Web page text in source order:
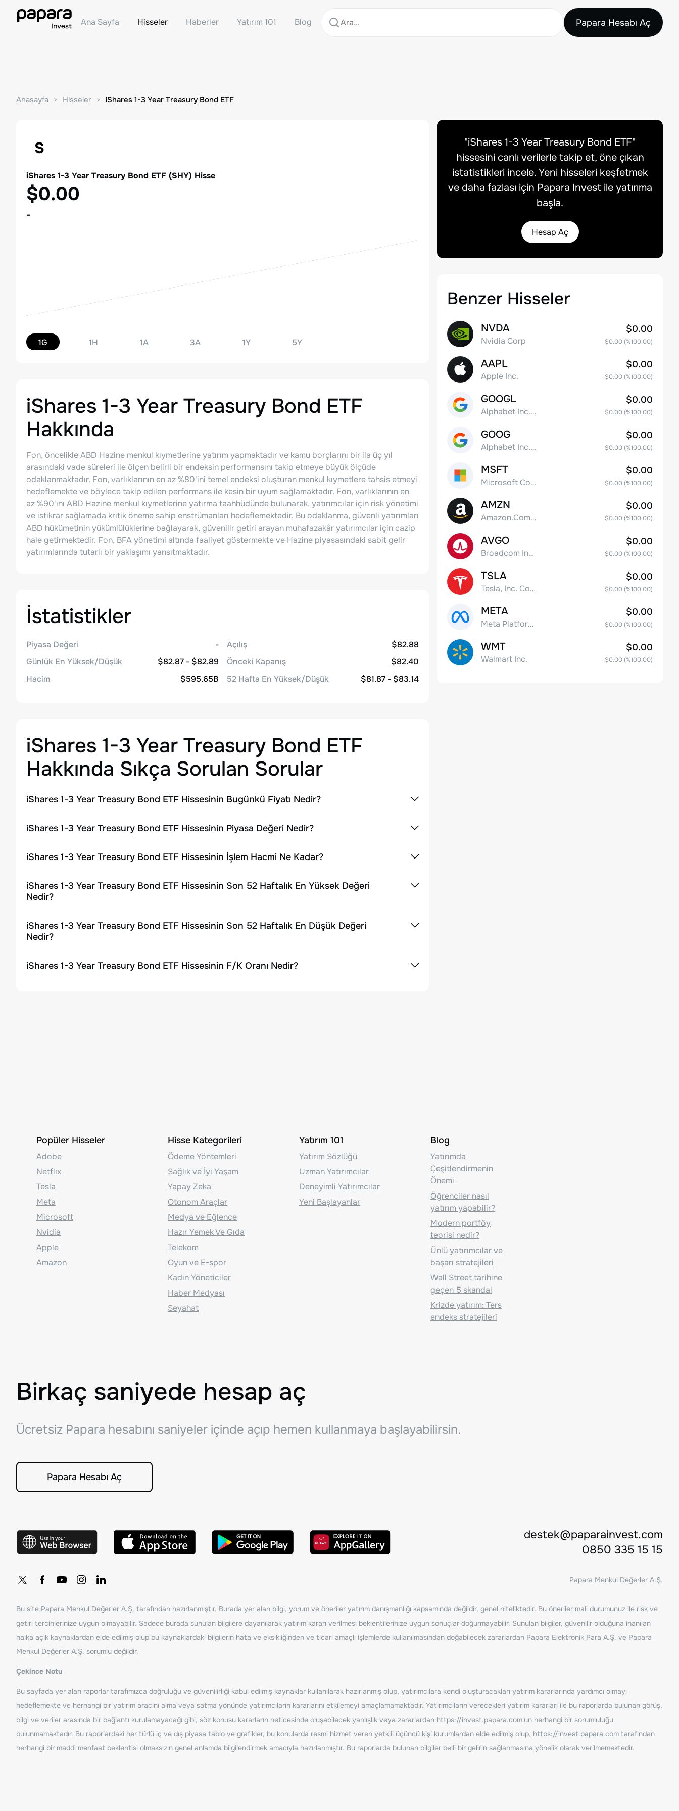
Ana Sayfa Hisseler Haberler Yatırım 101 Blog Papara Hesabı Aç
Anasayfa Hisseler iShares 1-3 Year Treasury Bond ETF
S
iShares 1-3 Year Treasury Bond ETF (SHY) Hisse
$0.00
-
1G 1H 1A 3A 1Y 5Y
iShares 1-3 Year Treasury Bond ETF
Hakkında
Fon, öncelikle ABD Hazine menkul kıymetlerine yatırım yapmaktadır ve kamu borçlarını bir ila üç yıl
arasındaki vade süreleri ile ölçen belirli bir endeksin performansını takip etmeye büyük ölçüde
odaklanmaktadır. Fon, varlıklarının en az %80'ini temel endeksi oluşturan menkul kıymetlere tahsis etmeyi
hedeflemekte ve böylece takip edilen performans ile kesin bir uyum sağlamaktadır. Fon, varlıklarının en
az %90'ını ABD Hazine menkul kıymetlerine yatırma taahhüdünde bulunarak, yatırımcılar için risk yönetimi
ve istikrar sağlamada kritik öneme sahip enstrümanları hedeflemektedir. Bu odaklanma, güvenli yatırımları
ABD hükümetinin yükümlülüklerine bağlayarak, güvenilir getiri arayan muhafazakâr yatırımcılar için cazip
hale getirmektedir. Fon, BFA yönetimi altında faaliyet göstermekte ve Hazine piyasasındaki sabit gelir
yatırımlarında tutarlı bir yaklaşımı yansıtmaktadır.
İstatistikler
Piyasa Değeri
-
Günlük En Yüksek/Düşük
$82.87 - $82.89
Hacim
$595.65B
Açılış
$82.88
Önceki Kapanış
$82.40
52 Hafta En Yüksek/Düşük
$81.87 - $83.14
iShares 1-3 Year Treasury Bond ETF
Hakkında Sıkça Sorulan Sorular
iShares 1-3 Year Treasury Bond ETF Hissesinin Bugünkü Fiyatı Nedir?
iShares 1-3 Year Treasury Bond ETF Hissesinin Piyasa Değeri Nedir?
iShares 1-3 Year Treasury Bond ETF Hissesinin İşlem Hacmi Ne Kadar?
iShares 1-3 Year Treasury Bond ETF Hissesinin Son 52 Haftalık En Yüksek Değeri
Nedir?
iShares 1-3 Year Treasury Bond ETF Hissesinin Son 52 Haftalık En Düşük Değeri
Nedir?
iShares 1-3 Year Treasury Bond ETF Hissesinin F/K Oranı Nedir?
"iShares 1-3 Year Treasury Bond ETF"
hissesini canlı verilerle takip et, öne çıkan
istatistikleri incele. Yeni hisseleri keşfetmek
ve daha fazlası için Papara Invest ile yatırıma
başla.
Hesap Aç
Benzer Hisseler
NVDA
Nvidia Corp
$0.00
$0.00(%100.00)
AAPL
Apple Inc.
$0.00
$0.00(%100.00)
GOOGL
Alphabet Inc. Class A Common Stock
$0.00
$0.00(%100.00)
GOOG
Alphabet Inc. Class C Capital Stock
$0.00
$0.00(%100.00)
MSFT
Microsoft Corp
$0.00
$0.00(%100.00)
AMZN
Amazon.Com Inc
$0.00
$0.00(%100.00)
AVGO
Broadcom Inc. Common Stock
$0.00
$0.00(%100.00)
TSLA
Tesla, Inc. Common Stock
$0.00
$0.00(%100.00)
META
Meta Platforms, Inc. Class A Common Stock
$0.00
$0.00(%100.00)
WMT
Walmart Inc.
$0.00
$0.00(%100.00)
Popüler Hisseler
Adobe
Netflix
Tesla
Meta
Microsoft
Nvidia
Apple
Amazon
Hisse Kategorileri
Ödeme Yöntemleri
Sağlık ve İyi Yaşam
Yapay Zeka
Otonom Araçlar
Medya ve Eğlence
Hazır Yemek Ve Gıda
Telekom
Oyun ve E-spor
Kadın Yöneticiler
Haber Medyası
Seyahat
Yatırım 101
Yatırım Sözlüğü
Uzman Yatırımcılar
Deneyimli Yatırımcılar
Yeni Başlayanlar
Blog
Yatırımda
Çeşitlendirmenin
Önemi
Öğrenciler nasıl
yatırım yapabilir?
Modern portföy
teorisi nedir?
Ünlü yatırımcılar ve
başarı stratejileri
Wall Street tarihine
geçen 5 skandal
Krizde yatırım: Ters
endeks stratejileri
Birkaç saniyede hesap aç
Ücretsiz Papara hesabını saniyeler içinde açıp hemen kullanmaya başlayabilirsin.
Papara Hesabı Aç
destek@paparainvest.com
0850 335 15 15
Papara Menkul Değerler A.Ş.
Bu site Papara Menkul Değerler A.Ş. tarafından hazırlanmıştır. Burada yer alan bilgi, yorum ve öneriler yatırım danışmanlığı kapsamında değildir, genel niteliktedir. Bu öneriler mali durumunuz ile risk ve
getiri tercihlerinize uygun olmayabilir. Sadece burada sunulan bilgilere dayanılarak yatırım kararı verilmesi beklentilerinize uygun sonuçlar doğurmayabilir. Sunulan bilgiler, güvenilir olduğuna inanılan
halka açık kaynaklardan elde edilmiş olup bu kaynaklardaki bilgilerin hata ve eksikliğinden ve ticari amaçlı işlemlerde kullanılmasından doğabilecek zararlardan Papara Elektronik Para A.Ş. ve Papara
Menkul Değerler A.Ş. sorumlu değildir.
Çekince Notu
Bu sayfada yer alan raporlar tarafımızca doğruluğu ve güvenilirliği kabul edilmiş kaynaklar kullanılarak hazırlanmış olup, yatırımcılara kendi oluşturacakları yatırım kararlarında yardımcı olmayı
hedeflemekte ve herhangi bir yatırım aracını alma veya satma yönünde yatırımcıların kararlarını etkilemeyi amaçlamamaktadır. Yatırımcıların verecekleri yatırım kararları ile bu raporlarda bulunan görüş,
bilgi ve veriler arasında bir bağlantı kurulamayacağı gibi, söz konusu kararların neticesinde oluşabilecek yanlışlık veya zararlardan https://invest.papara.com'un herhangi bir sorumluluğu
bulunmamaktadır. Bu raporlardaki her türlü iç ve dış piyasa tablo ve grafikler, bu konularda resmi hizmet veren yetkili üçüncü kişi kurumlardan elde edilmiş olup, https://invest.papara.com tarafından
herhangi bir maddi menfaat beklentisi olmaksızın genel anlamda bilgilendirmek amacıyla hazırlanmıştır. Bu raporlarda bulunan bilgiler belli bir gelirin sağlanmasına yönelik olarak verilmemektedir.